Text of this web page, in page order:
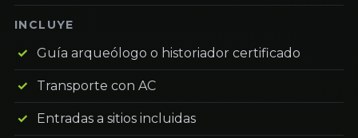
INCLUYE
Guía arqueólogo o historiador certificado
Transporte con AC
Entradas a sitios incluidas